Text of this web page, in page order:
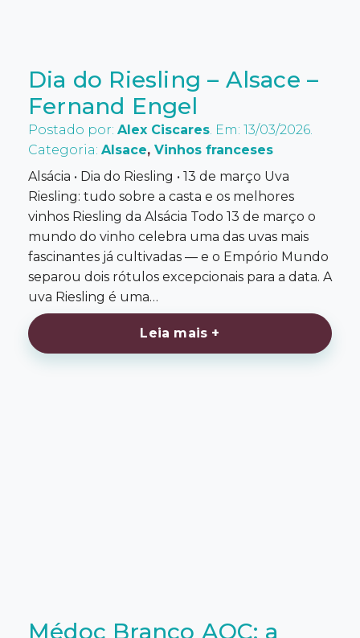
Dia do Riesling – Alsace –
Fernand Engel
Postado por: Alex Ciscares. Em: 13/03/2026.
Categoria: Alsace, Vinhos franceses
Alsácia • Dia do Riesling • 13 de março Uva
Riesling: tudo sobre a casta e os melhores
vinhos Riesling da Alsácia Todo 13 de março o
mundo do vinho celebra uma das uvas mais
fascinantes já cultivadas — e o Empório Mundo
separou dois rótulos excepcionais para a data. A
uva Riesling é uma…
Leia mais +
Médoc Branco AOC: a